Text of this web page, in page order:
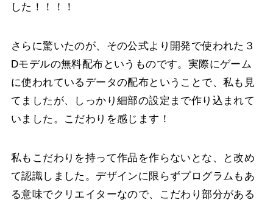
した！！！！
さらに驚いたのが、その公式より開発で使われた３
Dモデルの無料配布というものです。 実際にゲーム
に使われているデータの配布ということで、私も見
てましたが、しっかり細部の設定まで作り込まれて
いました。こだわりを感じます！
私もこだわりを持って作品を作らないとな、と改め
て認識しました。 デザインに限らずプログラムもあ
る意味でクリエイターなので、こだわり部分がある